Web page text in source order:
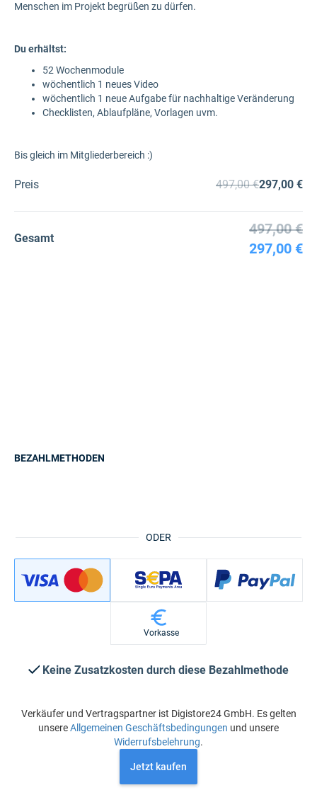
Menschen im Projekt begrüßen zu dürfen.
Du erhältst:
52 Wochenmodule
wöchentlich 1 neues Video
wöchentlich 1 neue Aufgabe für nachhaltige Veränderung
Checklisten, Ablaufpläne, Vorlagen uvm.
Bis gleich im Mitgliederbereich :)
Preis 497,00 €297,00 €
Gesamt
497,00 €
297,00 €
ODER
BEZAHLMETHODEN
Vorkasse
Keine Zusatzkosten durch diese Bezahlmethode
Verkäufer und Vertragspartner ist Digistore24 GmbH. Es gelten
unsereAllgemeinen Geschäftsbedingungen und unsere
Widerrufsbelehrung.
Jetzt kaufen